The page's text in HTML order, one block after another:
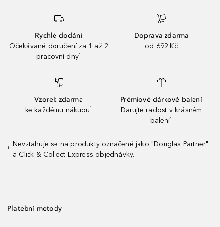
Rychlé dodání
Očekávané doručení za 1 až 2
pracovní dny¹
Doprava zdarma
od 699 Kč
Vzorek zdarma
ke každému nákupu¹
Prémiové dárkové balení
Darujte radost v krásném
balení¹
¹
Nevztahuje se na produkty označené jako "Douglas Partner"
a Click & Collect Express objednávky.
Platební metody